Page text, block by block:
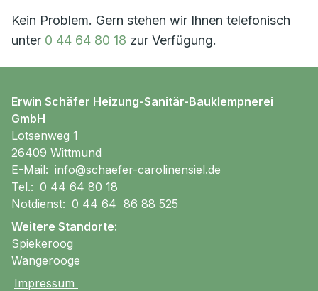
Kein Problem. Gern stehen wir Ihnen telefonisch
unter 0 44 64 80 18 zur Verfügung.
Erwin Schäfer Heizung-Sanitär-Bauklempnerei
GmbH
Lotsenweg 1
26409 Wittmund
E-Mail: info@schaefer-carolinensiel.de
Tel.: 0 44 64 80 18
Notdienst: 0 44 64 86 88 525
Weitere Standorte:
Spiekeroog
Wangerooge
Impressum